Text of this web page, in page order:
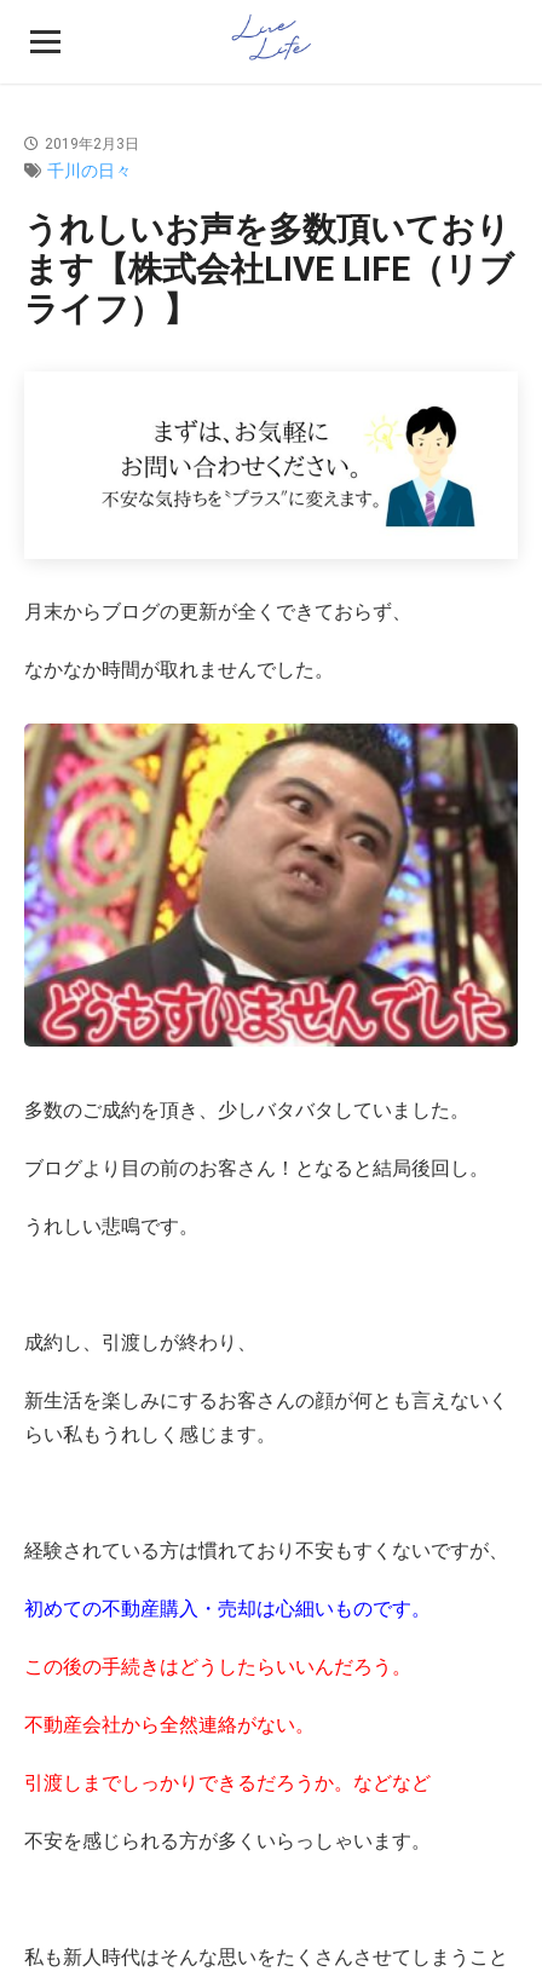
2019年2月3日
千川の日々
うれしいお声を多数頂いており
ます【株式会社LIVE LIFE（リブ
ライフ）】
月末からブログの更新が全くできておらず、
なかなか時間が取れませんでした。
多数のご成約を頂き、少しバタバタしていました。
ブログより目の前のお客さん！となると結局後回し。
うれしい悲鳴です。
成約し、引渡しが終わり、
新生活を楽しみにするお客さんの顔が何とも言えないく
らい私もうれしく感じます。
経験されている方は慣れており不安もすくないですが、
初めての不動産購入・売却は心細いものです。
この後の手続きはどうしたらいいんだろう。
不動産会社から全然連絡がない。
引渡しまでしっかりできるだろうか。などなど
不安を感じられる方が多くいらっしゃいます。
私も新人時代はそんな思いをたくさんさせてしまうこと